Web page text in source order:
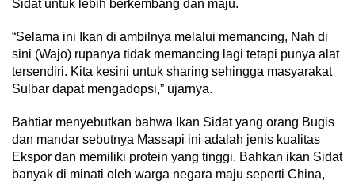
Sidat untuk lebih berkembang dan maju.
“Selama ini Ikan di ambilnya melalui memancing, Nah di
sini (Wajo) rupanya tidak memancing lagi tetapi punya alat
tersendiri. Kita kesini untuk sharing sehingga masyarakat
Sulbar dapat mengadopsi,” ujarnya.
Bahtiar menyebutkan bahwa Ikan Sidat yang orang Bugis
dan mandar sebutnya Massapi ini adalah jenis kualitas
Ekspor dan memiliki protein yang tinggi. Bahkan ikan Sidat
banyak di minati oleh warga negara maju seperti China,